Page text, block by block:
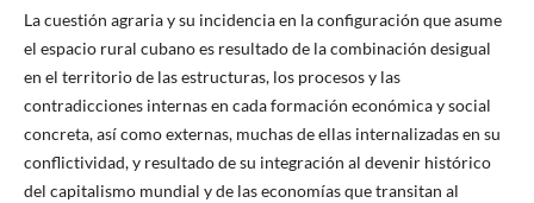
La cuestión agraria y su incidencia en la configuración que asume
el espacio rural cubano es resultado de la combinación desigual
en el territorio de las estructuras, los procesos y las
contradicciones internas en cada formación económica y social
concreta, así como externas, muchas de ellas internalizadas en su
conflictividad, y resultado de su integración al devenir histórico
del capitalismo mundial y de las economías que transitan al